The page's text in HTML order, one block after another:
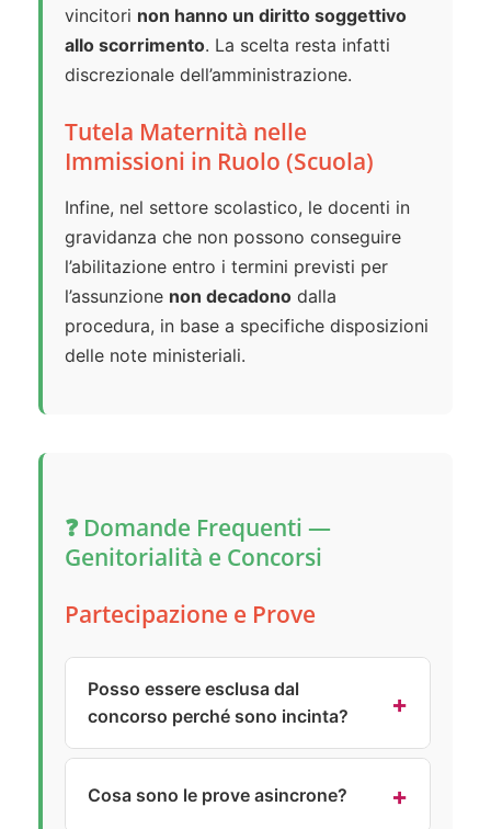
vincitori non hanno un diritto soggettivo
allo scorrimento. La scelta resta infatti
discrezionale dell’amministrazione.
Tutela Maternità nelle
Immissioni in Ruolo (Scuola)
Infine, nel settore scolastico, le docenti in
gravidanza che non possono conseguire
l’abilitazione entro i termini previsti per
l’assunzione non decadono dalla
procedura, in base a specifiche disposizioni
delle note ministeriali.
❓ Domande Frequenti —
Genitorialità e Concorsi
Partecipazione e Prove
Posso essere esclusa dal
concorso perché sono incinta?
Assolutamente no.L’Art. 7, c. 7 del
DPR 487/1994 stabilisce chiaramente
Cosa sono le prove asincrone?